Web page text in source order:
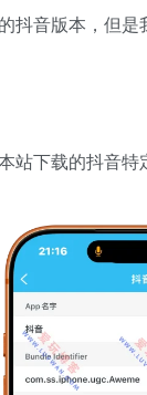
抖音版本，但
站下载的抖音特